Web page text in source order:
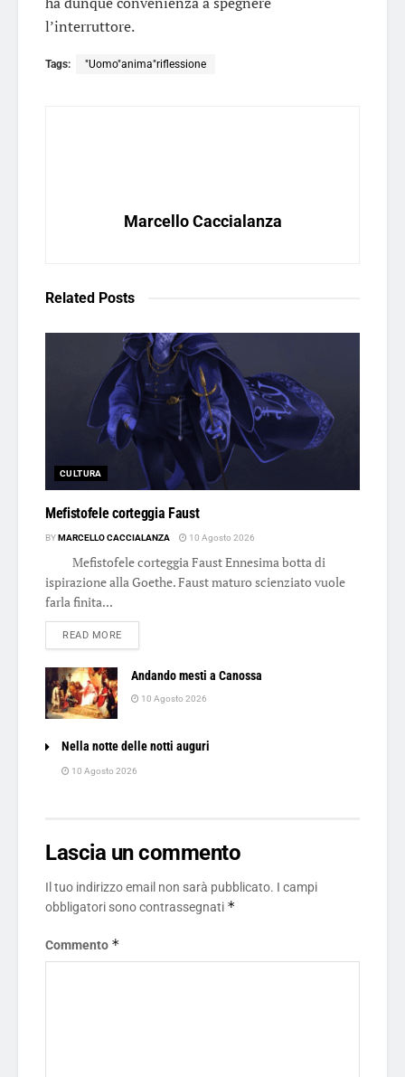
l’interruttore.
Tags: "Uomo"anima"riflessione
Marcello Caccialanza
Related Posts
CULTURA
Mefistofele corteggia Faust
BYMARCELLO CACCIALANZA 10 Agosto 2026
Mefistofele corteggia Faust Ennesima botta di
ispirazione alla Goethe. Faust maturo scienziato vuole
farla finita...
READ MOREDETAILS
Andando mesti a Canossa
10 Agosto 2026
Nella notte delle notti auguri
10 Agosto 2026
Lascia un commento
Il tuo indirizzo email non sarà pubblicato. I campi
obbligatori sono contrassegnati *
Commento *